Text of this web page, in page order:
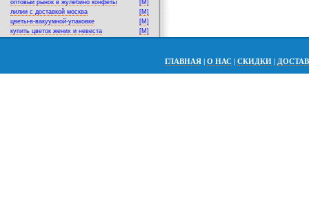
оптовый рынок в жулебино конфеты
[M]
лилии с доставкой москва
[M]
цветы-в-вакуумной-упаковке
[M]
купить цветок жених и невеста
[M]
ГЛАВНАЯ | О НАС | СКИДКИ |